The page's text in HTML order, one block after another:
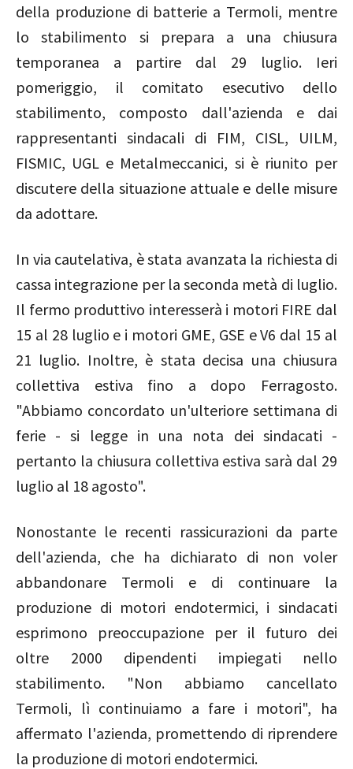
della produzione di batterie a Termoli, mentre
lo stabilimento si prepara a una chiusura
temporanea a partire dal 29 luglio. Ieri
pomeriggio, il comitato esecutivo dello
stabilimento, composto dall'azienda e dai
rappresentanti sindacali di FIM, CISL, UILM,
FISMIC, UGL e Metalmeccanici, si è riunito per
discutere della situazione attuale e delle misure
da adottare.
In via cautelativa, è stata avanzata la richiesta di
cassa integrazione per la seconda metà di luglio.
Il fermo produttivo interesserà i motori FIRE dal
15 al 28 luglio e i motori GME, GSE e V6 dal 15 al
21 luglio. Inoltre, è stata decisa una chiusura
collettiva estiva fino a dopo Ferragosto.
"Abbiamo concordato un'ulteriore settimana di
ferie - si legge in una nota dei sindacati -
pertanto la chiusura collettiva estiva sarà dal 29
luglio al 18 agosto".
Nonostante le recenti rassicurazioni da parte
dell'azienda, che ha dichiarato di non voler
abbandonare Termoli e di continuare la
produzione di motori endotermici, i sindacati
esprimono preoccupazione per il futuro dei
oltre 2000 dipendenti impiegati nello
stabilimento. "Non abbiamo cancellato
Termoli, lì continuiamo a fare i motori", ha
affermato l'azienda, promettendo di riprendere
la produzione di motori endotermici.